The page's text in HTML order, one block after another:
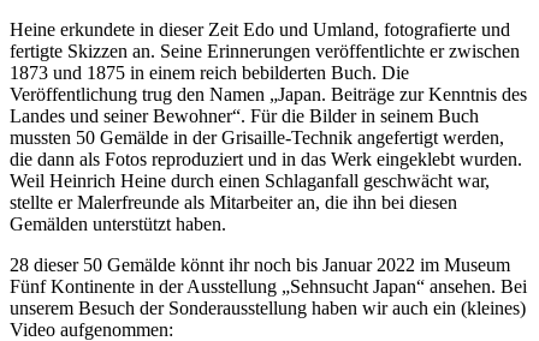
Heine erkundete in dieser Zeit Edo und Umland, fotografierte und
fertigte Skizzen an. Seine Erinnerungen veröffentlichte er zwischen
1873 und 1875 in einem reich bebilderten Buch. Die
Veröffentlichung trug den Namen „Japan. Beiträge zur Kenntnis des
Landes und seiner Bewohner“. Für die Bilder in seinem Buch
mussten 50 Gemälde in der Grisaille-Technik angefertigt werden,
die dann als Fotos reproduziert und in das Werk eingeklebt wurden.
Weil Heinrich Heine durch einen Schlaganfall geschwächt war,
stellte er Malerfreunde als Mitarbeiter an, die ihn bei diesen
Gemälden unterstützt haben.
28 dieser 50 Gemälde könnt ihr noch bis Januar 2022 im Museum
Fünf Kontinente in der Ausstellung „Sehnsucht Japan“ ansehen. Bei
unserem Besuch der Sonderausstellung haben wir auch ein (kleines)
Video aufgenommen: